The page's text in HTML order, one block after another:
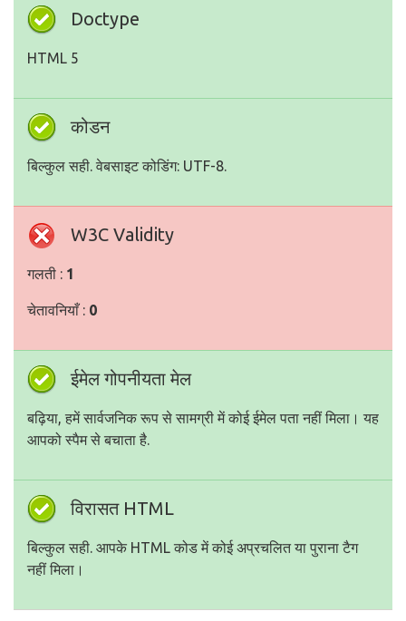
Doctype
HTML 5
कोडन
बिल्कुल सही. वेबसाइट कोडिंग: UTF-8.
W3C Validity
गलती : 1
चेतावनियाँ : 0
ईमेल गोपनीयता मेल
बढ़िया, हमें सार्वजनिक रूप से सामग्री में कोई ईमेल पता नहीं मिला। यह
आपको स्पैम से बचाता है.
विरासत HTML
बिल्कुल सही. आपके HTML कोड में कोई अप्रचलित या पुराना टैग
नहीं मिला।